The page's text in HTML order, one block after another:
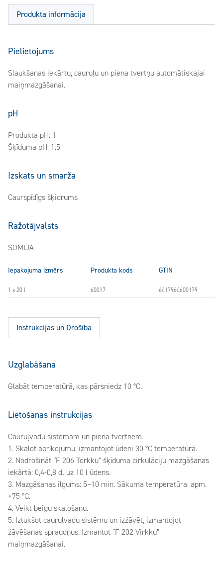
Produkta informācija
Pielietojums
Slaukšanas iekārtu, cauruļu un piena tvertņu automātiskajai
maiņmazgāšanai.
pH
Produkta pH: 1
Šķīduma pH: 1.5
Izskats un smarža
Caurspīdīgs šķidrums
Ražotājvalsts
SOMIJA
Iepakojuma izmērs Produkta kods GTIN
1 x 20 l 60017 6417964600179
Instrukcijas un Drošība
Uzglabāšana
Glabāt temperatūrā, kas pārsniedz 10 °C.
Lietošanas instrukcijas
Cauruļvadu sistēmām un piena tvertnēm.
1. Skalot aprīkojumu, izmantojot ūdeni 30 °C temperatūrā.
2. Nodrošināt “F 206 Torkku” šķīduma cirkulāciju mazgāšanas
iekārtā: 0,4-0,8 dl uz 10 l ūdens.
3. Mazgāšanas ilgums: 5–10 min. Sākuma temperatūra: apm.
+75 °C.
4. Veikt beigu skalošanu.
5. Iztukšot cauruļvadu sistēmu un izžāvēt, izmantojot
žāvēšanas spraudņus. Izmantot “F 202 Virkku”
maiņmazgāšanai.